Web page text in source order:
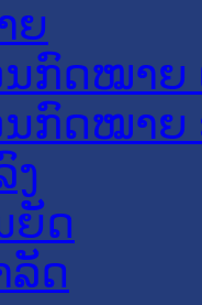
ຍ
ກົດໝາຍ
ກົດໝາຍ
ງ
ຍັດ
ລັດ